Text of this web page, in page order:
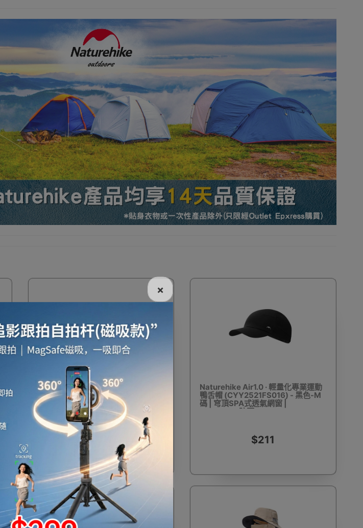
電筒 水樽及水杯 戶外衣物 行山遮陽帽 手提袋/手提包 露營燈
運動護具 運動襪 生活電器 居家生活 派對必備 保暖家電
充氣枕頭
沙灘用品 防曬用品 戶外充氣梳化 滑雪手套 運動保護裝備
雨衣 旅行收納袋 防雨背包套
Naturehike Air1.0 · 輕量化專業運動
鴨舌帽 (CYY2521FS016) - 黑色-L
碼 | 穹頂SPA式透氣網窗 |
UPF1000+防曬
$211
Naturehike Air1.0 · 輕量化專業運動
鴨舌帽 (CYY2521FS016) - 黑色-M
碼 | 穹頂SPA式透氣網窗 |
UPF1000+防曬
$211
×